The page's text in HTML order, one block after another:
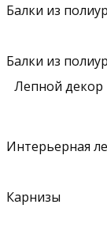
Балки из
Балки из
Лепной декор
Интерьерная
Карнизы